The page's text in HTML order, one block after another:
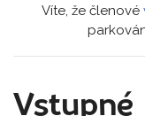
Víte, že členové
Vstupné